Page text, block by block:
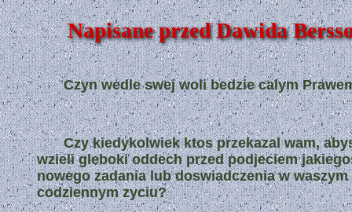
Napisane przed Dawida
Czyn wedle swej woli bedzie calym
Czy kiedykolwiek ktos przekazal wam,
wzieli gleboki oddech przed podjeciem
nowego zadania lub doswiadczenia w waszym
codziennym zyciu?